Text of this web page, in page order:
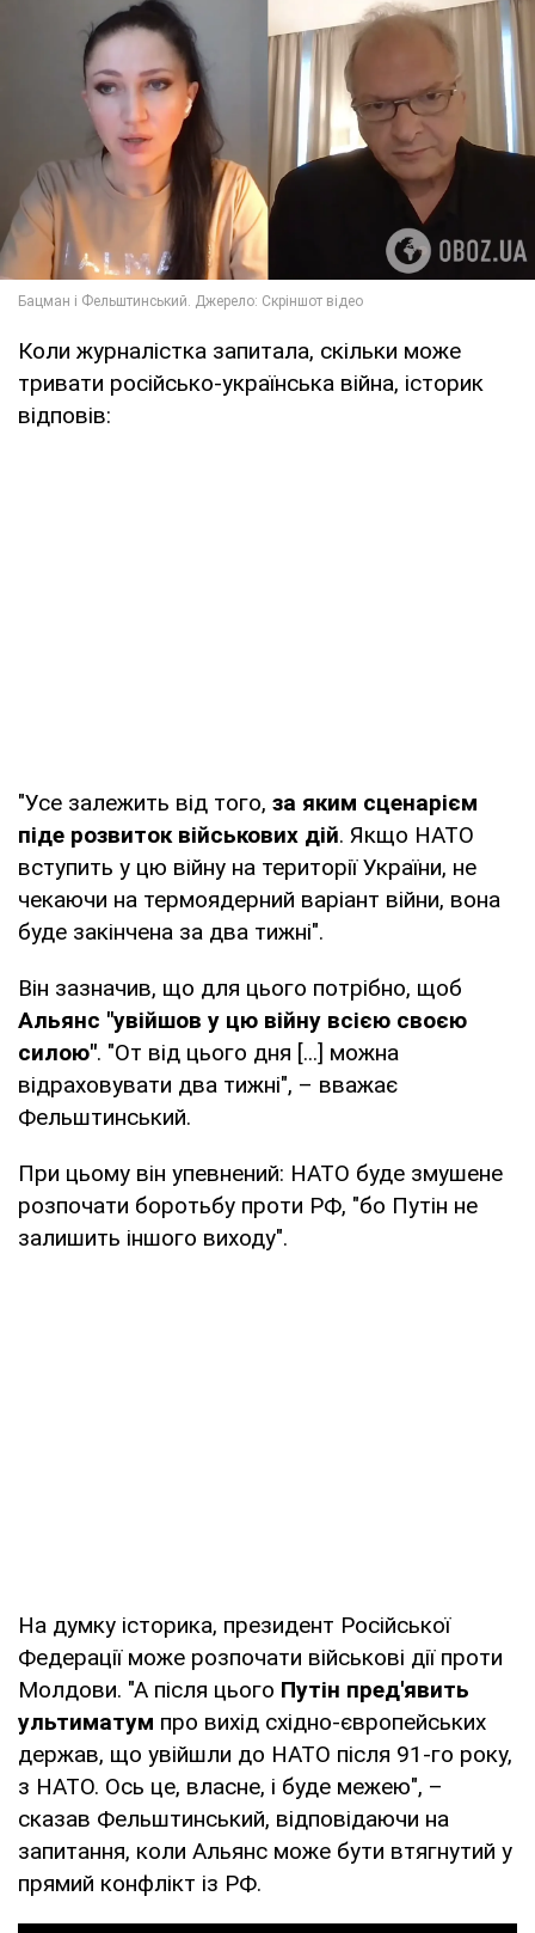
Коли журналістка запитала, скільки може
тривати російсько-українська війна, історик
відповів:
"Усе залежить від того, за яким сценарієм
піде розвиток військових дій. Якщо НАТО
вступить у цю війну на території України, не
чекаючи на термоядерний варіант війни, вона
буде закінчена за два тижні".
Він зазначив, що для цього потрібно, щоб
Альянс "увійшов у цю війну всією своєю
силою". "От від цього дня [...] можна
відраховувати два тижні", – вважає
Фельштинський.
При цьому він упевнений: НАТО буде змушене
розпочати боротьбу проти РФ, "бо Путін не
залишить іншого виходу".
На думку історика, президент Російської
Федерації може розпочати військові дії проти
Молдови. "А після цього Путін пред'явить
ультиматум про вихід східно-європейських
держав, що увійшли до НАТО після 91-го року,
з НАТО. Ось це, власне, і буде межею", –
сказав Фельштинський, відповідаючи на
запитання, коли Альянс може бути втягнутий у
прямий конфлікт із РФ.